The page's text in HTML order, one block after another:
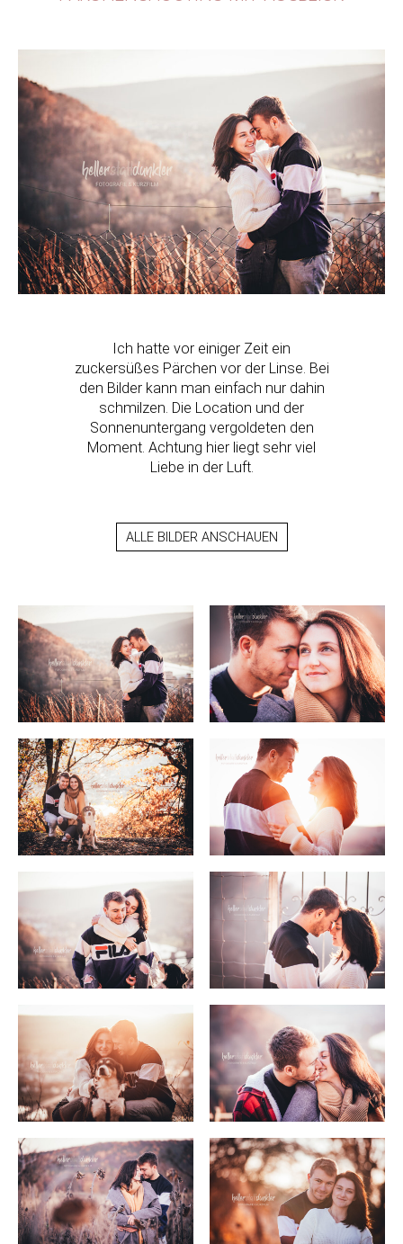
Ich hatte vor einiger Zeit ein
zuckersüßes Pärchen vor der Linse. Bei
den Bilder kann man einfach nur dahin
schmilzen. Die Location und der
Sonnenuntergang vergoldeten den
Moment. Achtung hier liegt sehr viel
Liebe in der Luft.
ALLE BILDER ANSCHAUEN